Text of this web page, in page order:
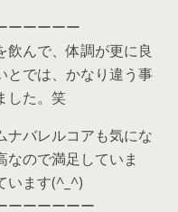
ーーーーー
んで、体調が更に良
とでは、かなり違う事
した。笑
ナバレルコアも気にな
なので満足していま
います(^_^)
ーーーーーー